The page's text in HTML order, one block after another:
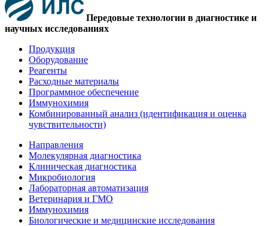
Передовые технологии в диагностике и
научных исследованиях
Продукция
Оборудование
Реагенты
Расходные материалы
Программное обеспечение
Иммунохимия
Комбинированный анализ (идентификация и оценка
чувствительности)
Направления
Молекулярная диагностика
Клиническая диагностика
Микробиология
Лабораторная автоматизация
Ветеринария и ГМО
Иммунохимия
Биологические и медицинские исследования